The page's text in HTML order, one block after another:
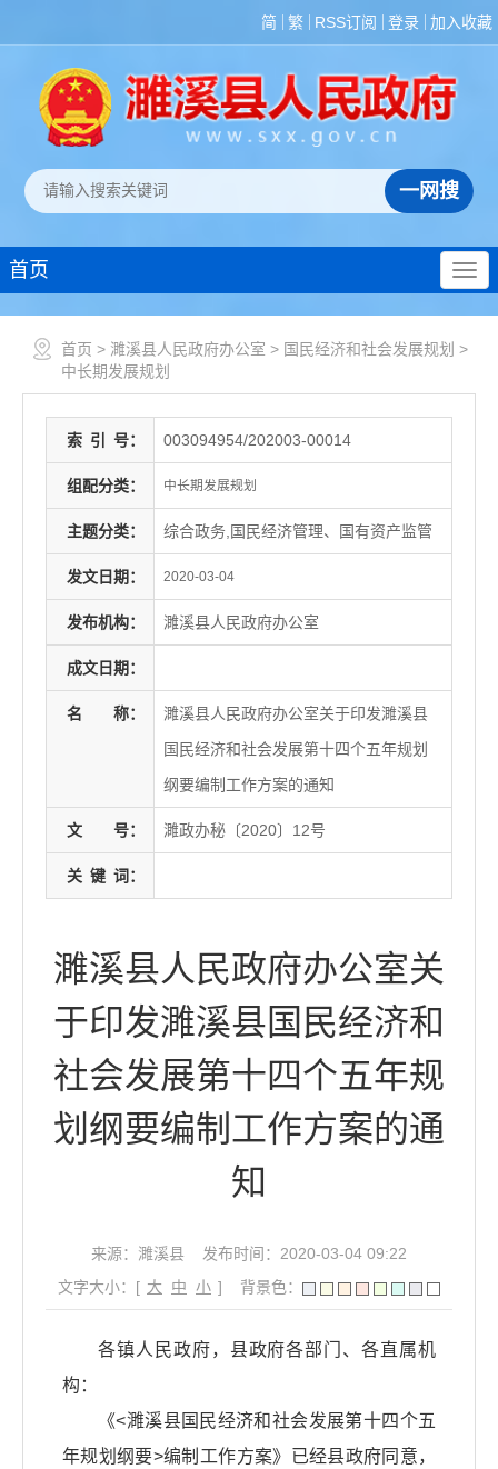
简 繁 RSS订阅 登录 加入收藏
首页
首页 > 濉溪县人民政府办公室 > 国民经济和社会发展规划 >
中长期发展规划
索 引 号： 003094954/202003-00014
组配分类： 中长期发展规划
主题分类： 综合政务,国民经济管理、国有资产监管
发文日期： 2020-03-04
发布机构： 濉溪县人民政府办公室
成文日期：
名 称：
濉溪县人民政府办公室关于印发濉溪县
国民经济和社会发展第十四个五年规划
纲要编制工作方案的通知
文 号： 濉政办秘〔2020〕12号
关 键 词：
濉溪县人民政府办公室关
于印发濉溪县国民经济和
社会发展第十四个五年规
划纲要编制工作方案的通
知
来源：濉溪县
发布时间：2020-03-04 09:22
文字大小：[ 大 中 小 ] 背景色：
各镇人民政府，县政府各部门、各直属机
构：
《<濉溪县国民经济和社会发展第十四个五
年规划纲要>编制工作方案》已经县政府同意，